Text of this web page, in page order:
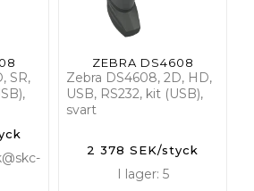
SR,
ZEBRA DS4608
Zebra DS4608, 2D, HD,
USB, RS232, kit (USB),
svart
2 378 SEK/styck
I lager: 5